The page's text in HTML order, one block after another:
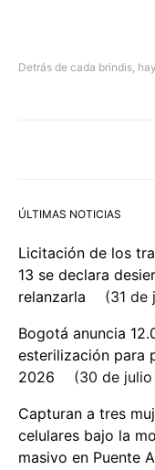
Detrás de cada brindis,
ÚLTIMAS NOTICIAS
Licitación de los
13 se declara
relanzarla
31 de
Bogotá anuncia
esterilización para
2026
30 de
Capturan a tres
celulares bajo la
masivo en Puente